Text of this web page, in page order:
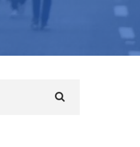
for: